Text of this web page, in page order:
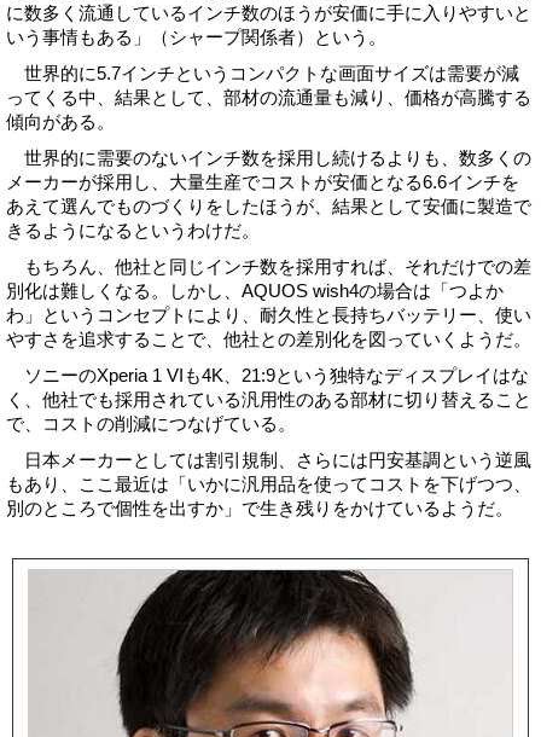
に数多く流通しているインチ数のほうが安価に手に入りやすいと
いう事情もある」（シャープ関係者）という。
世界的に5.7インチというコンパクトな画面サイズは需要が減
ってくる中、結果として、部材の流通量も減り、価格が高騰する
傾向がある。
世界的に需要のないインチ数を採用し続けるよりも、数多くの
メーカーが採用し、大量生産でコストが安価となる6.6インチを
あえて選んでものづくりをしたほうが、結果として安価に製造で
きるようになるというわけだ。
もちろん、他社と同じインチ数を採用すれば、それだけでの差
別化は難しくなる。しかし、AQUOS wish4の場合は「つよか
わ」というコンセプトにより、耐久性と長持ちバッテリー、使い
やすさを追求することで、他社との差別化を図っていくようだ。
ソニーのXperia 1 VIも4K、21:9という独特なディスプレイはな
く、他社でも採用されている汎用性のある部材に切り替えること
で、コストの削減につなげている。
日本メーカーとしては割引規制、さらには円安基調という逆風
もあり、ここ最近は「いかに汎用品を使ってコストを下げつつ、
別のところで個性を出すか」で生き残りをかけているようだ。